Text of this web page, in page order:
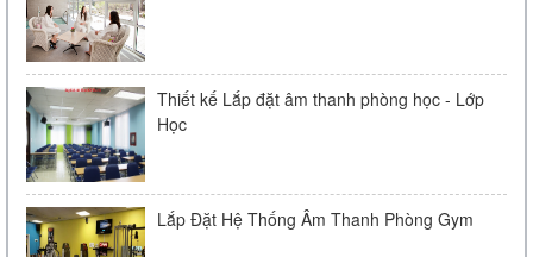
Thiết kế Lắp đặt âm thanh phòng học - Lớp
Học
Lắp Đặt Hệ Thống Âm Thanh Phòng Gym